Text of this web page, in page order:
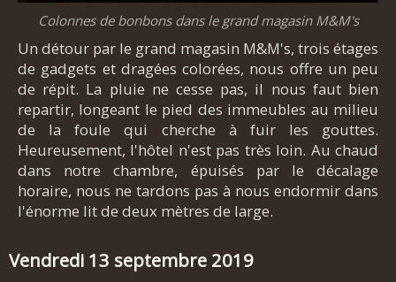
Colonnes de bonbons dans le grand magasin M&M's
Un détour par le grand magasin M&M's, trois étages
de gadgets et dragées colorées, nous offre un peu
de répit. La pluie ne cesse pas, il nous faut bien
repartir, longeant le pied des immeubles au milieu
de la foule qui cherche à fuir les gouttes.
Heureusement, l'hôtel n'est pas très loin. Au chaud
dans notre chambre, épuisés par le décalage
horaire, nous ne tardons pas à nous endormir dans
l'énorme lit de deux mètres de large.
Vendredi 13 septembre 2019